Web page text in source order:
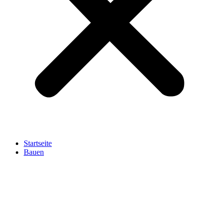
Startseite
Bauen